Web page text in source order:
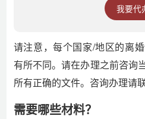
我要代
请注意，每个国家/地区的离
有所不同。请在办理之前咨询
所有正确的文件。咨询办理请
需要哪些材料？